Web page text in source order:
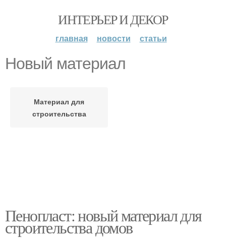
ИНТЕРЬЕР И ДЕКОР
главная новости статьи
Новый материал
Материал для
строительства
Пенопласт: новый материал для
строительства домов